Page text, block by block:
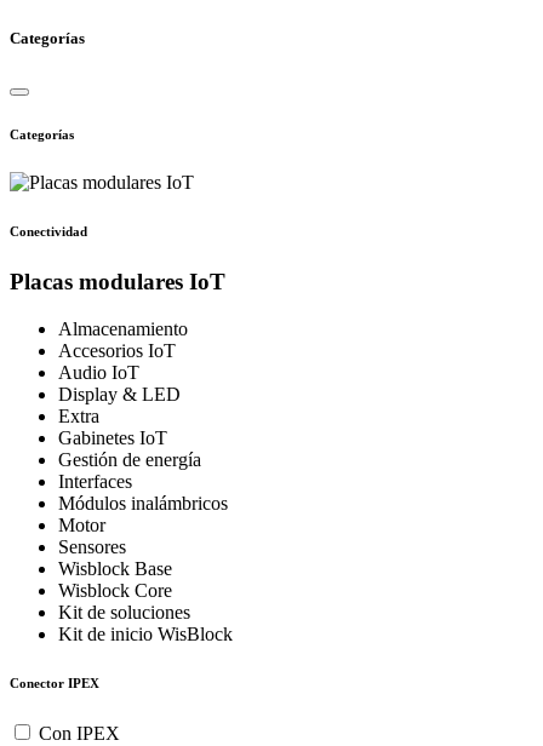
Categorías
Categorías
Conectividad
Placas modulares IoT
Almacenamiento
Accesorios IoT
Audio IoT
Display & LED
Extra
Gabinetes IoT
Gestión de energía
Interfaces
Módulos inalámbricos
Motor
Sensores
Wisblock Base
Wisblock Core
Kit de soluciones
Kit de inicio WisBlock
Conector IPEX
Con IPEX